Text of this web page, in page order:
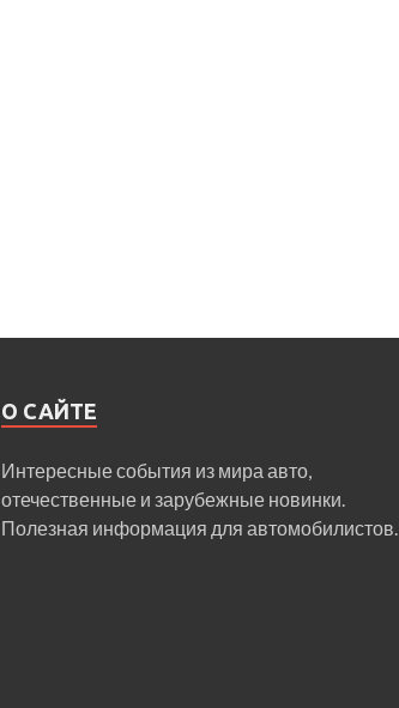
О САЙТЕ
Интересные события из мира авто,
отечественные и зарубежные новинки.
Полезная информация для автомобилистов.